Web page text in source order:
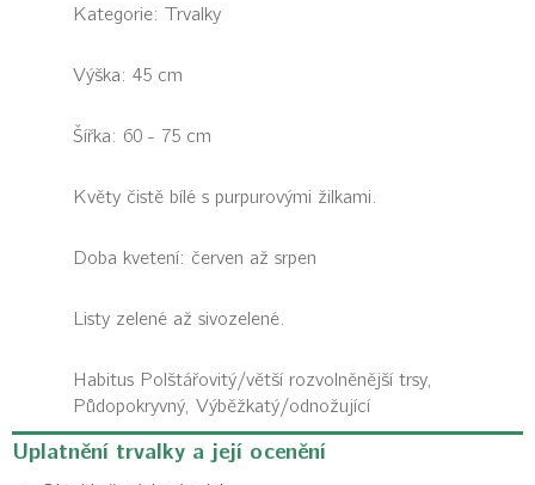
Kategorie: Trvalky
Výška: 45 cm
Šířka: 60 - 75 cm
Květy čistě bílé s purpurovými žilkami.
Doba kvetení: červen až srpen
Listy zelené až sivozelené.
Habitus Polštářovitý/větší rozvolněnější trsy,
Půdopokryvný, Výběžkatý/odnožující
Uplatnění trvalky a její ocenění